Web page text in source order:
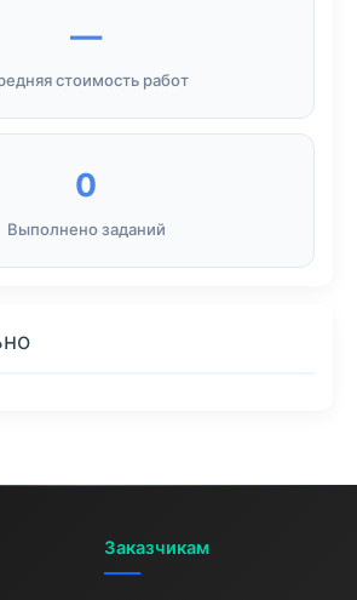
—
стоимость работ
0
Выполнено заданий
Заказчикам